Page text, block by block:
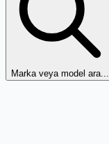
Marka veya model ara...